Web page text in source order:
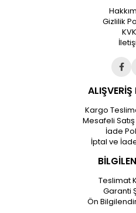
Gizlilik
ALIŞVERİŞ
Kargo
Mesafeli
İade
İptal ve
Teslimat
Garanti
Ön